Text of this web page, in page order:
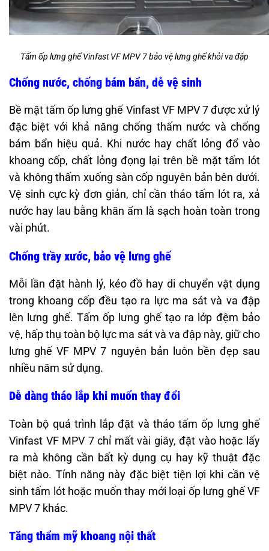
Tấm ốp lưng ghế Vinfast VF MPV 7 bảo vệ lưng ghế khỏi va đập
Chống nước, chống bám bẩn, dễ vệ sinh
Bề mặt tấm ốp lưng ghế Vinfast VF MPV 7 được xử lý
đặc biệt với khả năng chống thấm nước và chống
bám bẩn hiệu quả. Khi nước hay chất lỏng đổ vào
khoang cốp, chất lỏng đọng lại trên bề mặt tấm lót
và không thấm xuống sàn cốp nguyên bản bên dưới.
Vệ sinh cực kỳ đơn giản, chỉ cần tháo tấm lót ra, xả
nước hay lau bằng khăn ẩm là sạch hoàn toàn trong
vài phút.
Chống trầy xước, bảo vệ lưng ghế
Mỗi lần đặt hành lý, kéo đồ hay di chuyển vật dụng
trong khoang cốp đều tạo ra lực ma sát và va đập
lên lưng ghế. Tấm ốp lưng ghế tạo ra lớp đệm bảo
vệ, hấp thụ toàn bộ lực ma sát và va đập này, giữ cho
lưng ghế VF MPV 7 nguyên bản luôn bền đẹp sau
nhiều năm sử dụng.
Dễ dàng tháo lắp khi muốn thay đổi
Toàn bộ quá trình lắp đặt và tháo tấm ốp lưng ghế
Vinfast VF MPV 7 chỉ mất vài giây, đặt vào hoặc lấy
ra mà không cần bất kỳ dụng cụ hay kỹ thuật đặc
biệt nào. Tính năng này đặc biệt tiện lợi khi cần vệ
sinh tấm lót hoặc muốn thay mới loại ốp lưng ghế VF
MPV 7 khác.
Tăng thẩm mỹ khoang nội thất